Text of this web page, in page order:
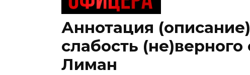
Аннотация
слабость
Лиман